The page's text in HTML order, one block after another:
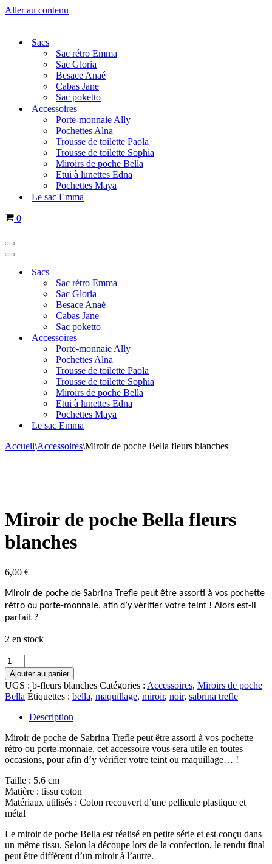
Aller au contenu
Sacs
Sac rétro Emma
Sac Gloria
Besace Anaé
Cabas Jane
Sac poketto
Accessoires
Porte-monnaie Ally
Pochettes Alna
Trousse de toilette Paola
Trousse de toilette Sophia
Miroirs de poche Bella
Etui à lunettes Edna
Pochettes Maya
Le sac Emma
Panier
0
Menu
de
Menu
navigation
Sacs
Sac rétro Emma
Sac Gloria
Besace Anaé
Cabas Jane
Sac poketto
Accessoires
Porte-monnaie Ally
Pochettes Alna
Trousse de toilette Paola
Trousse de toilette Sophia
Miroirs de poche Bella
Etui à lunettes Edna
Pochettes Maya
Le sac Emma
Accueil\Accessoires\Miroir de poche Bella fleurs blanches
Miroir de poche Bella fleurs
blanches
6,00 €
Miroir de poche de Sabrina Trefle peut être assorti à vos pochette
rétro ou porte-monnaie, afin d’y vérifier votre teint ! Alors est-il
parfait ?
2 en stock
quantité
de
Miroir
de
poche
Bella
blanches
Ajouter au panier
UGS : b-fleurs blanches Catégories : Accessoires, Miroirs de poche
Bella Étiquettes : bella, maquillage, miroir, noir, sabrina trefle
Description
Miroir de poche de Sabrina Trefle peut être assorti à vos pochette
rétro ou porte-monnaie, cet accessoire vous sera utile en toutes
occasions, pour afin d’y vérifier votre teint ou maquillage… !
Taille : 5.6 cm
Matière : tissu coton
Matériaux utilisés : Coton recouvert d’une pellicule plastique et
métal
Le miroir de poche Bella est réalisé en petite série et est conçu dans
un même tissu. Selon la découpe lors de la confection, le rendu final
peut être différent d’un miroir à l’autre.